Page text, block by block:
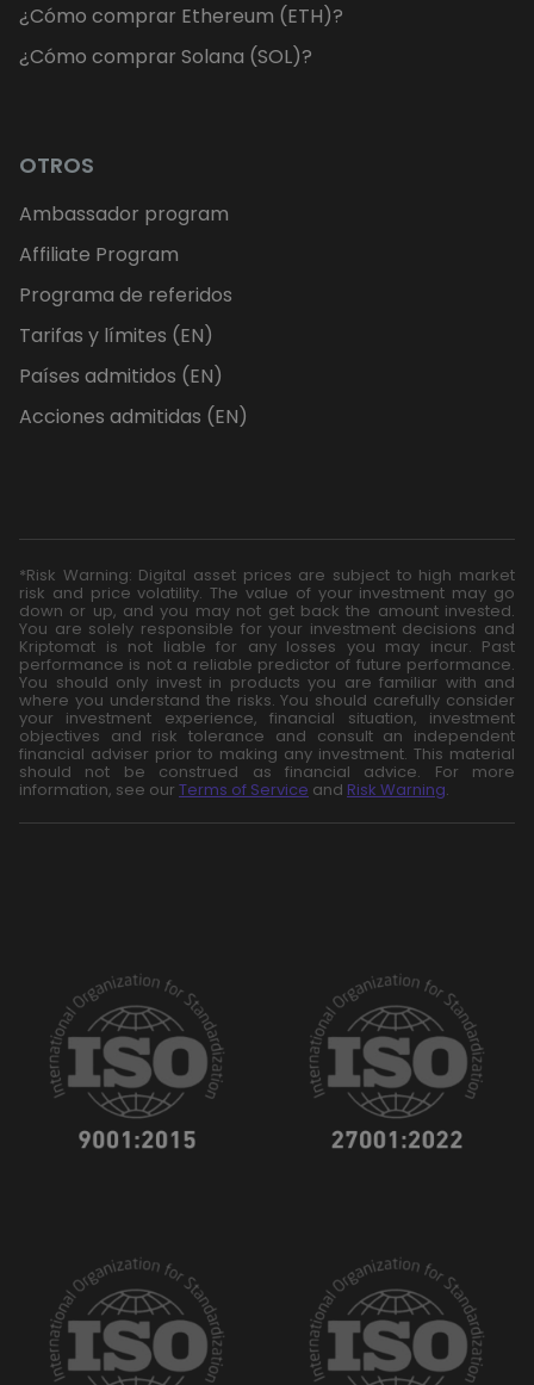
¿Cómo comprar Ethereum (ETH)?
¿Cómo comprar Solana (SOL)?
OTROS
Ambassador program
Affiliate Program
Programa de referidos
Tarifas y límites (EN)
Países admitidos (EN)
Acciones admitidas (EN)
*Risk Warning: Digital asset prices are subject to high market
risk and price volatility. The value of your investment may go
down or up, and you may not get back the amount invested.
You are solely responsible for your investment decisions and
Kriptomat is not liable for any losses you may incur. Past
performance is not a reliable predictor of future performance.
You should only invest in products you are familiar with and
where you understand the risks. You should carefully consider
your investment experience, financial situation, investment
objectives and risk tolerance and consult an independent
financial adviser prior to making any investment. This material
should not be construed as financial advice. For more
information, see our Terms of Service and Risk Warning.